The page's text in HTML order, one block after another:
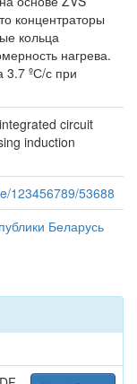
концентраторы
кольца
нагрева.
3.7 ºС/с при
circuit
induction
123456789/53688
Беларусь